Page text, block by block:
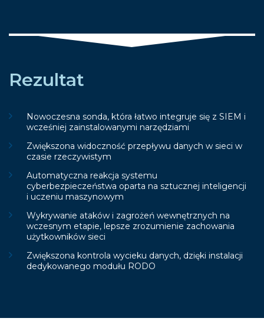
Rezultat
Nowoczesna sonda, która łatwo integruje się z SIEM i
wcześniej zainstalowanymi narzędziami
Zwiększona widoczność przepływu danych w sieci w
czasie rzeczywistym
Automatyczna reakcja systemu
cyberbezpieczeństwa oparta na sztucznej inteligencji
i uczeniu maszynowym
Wykrywanie ataków i zagrożeń wewnętrznych na
wczesnym etapie, lepsze zrozumienie zachowania
użytkowników sieci
Zwiększona kontrola wycieku danych, dzięki instalacji
dedykowanego modułu RODO